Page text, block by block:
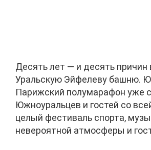
Десять лет — и десять причин
Уральскую Эйфелеву башню.
Парижский полумарафон уже
Южноуральцев и гостей со
целый фестиваль спорта,
невероятной атмосферы и